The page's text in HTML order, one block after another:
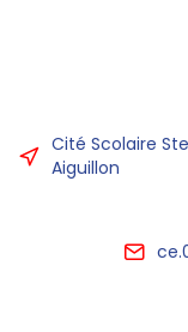
Cité Scolaire
Aiguillon